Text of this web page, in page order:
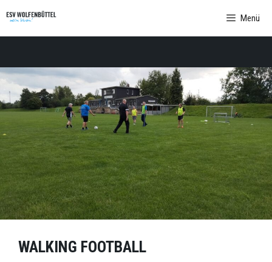
Inhalt
springen
Menü
WALKING FOOTBALL